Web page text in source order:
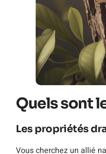
Quels sont
Les propriétés
Vous cherchez un allié